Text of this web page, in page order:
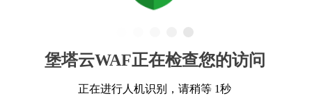
堡塔云WAF正在检查您的访问
正在进行人机识别，请稍等 1秒